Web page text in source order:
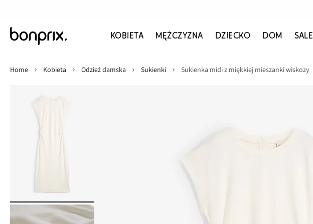
KOBIETA MĘŻCZYZNA DZIECKO DOM SALE
Home
Kobieta Odzież damska Sukienki Sukienka midi z miękkiej mieszanki wiskozy